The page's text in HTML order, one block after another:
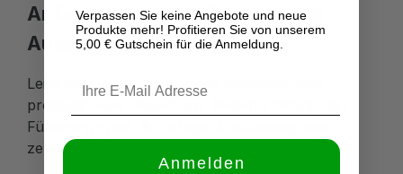
Anforderungen an Training und
Ausstattung
Leistungsfähige Sportpferde benötigen eine
professionelle Umgebung. Neben Training und
Fütterung spielt die richtige Ausrüstung eine
zentrale Rolle.
Verpassen Sie keine Angebote und neue
Produkte mehr! Profitieren Sie von unserem
5,00 € Gutschein für die Anmeldung.
Anmelden